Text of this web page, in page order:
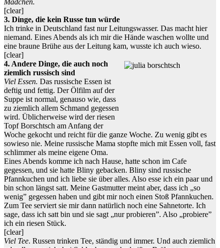
Mädchen.
[clear]
3. Dinge, die kein Russe tun würde
Ich trinke in Deutschland fast nur Leitungswasser. Das macht hier
niemand. Eines Abends als ich mir die Hände waschen wollte und
eine braune Brühe aus der Leitung kam, wusste ich auch wieso.
[clear]
4. Andere Dinge, die auch noch
ziemlich russisch sind
Viel Essen. Das russische Essen ist
deftig und fettig. Der Ölfilm auf der
Suppe ist normal, genauso wie, dass
zu ziemlich allem Schmand gegessen
wird. Üblicherweise wird der riesen
Topf Borschtsch am Anfang der
Woche gekocht und reicht für die ganze Woche. Zu wenig gibt es
sowieso nie. Meine russische Мama stopfte mich mit Essen voll, fast
schlimmer als meine eigene Oma.
Eines Abends komme ich nach Hause, hatte schon im Cafe
gegessen, und sie hatte Bliny gebacken. Bliny sind russische
Pfannkuchen und ich liebe sie über alles. Also esse ich ein paar und
bin schon längst satt. Meine Gastmutter meint aber, dass ich „so
wenig” gegessen haben und gibt mir noch einen Stoß Pfannkuchen.
Zum Tee serviert sie mir dann natürlich noch eine Sahnetorte. Ich
sage, dass ich satt bin und sie sagt „nur probieren”. Also „probiere”
ich ein riesen Stück.
[clear]
Viel Tee. Russen trinken Tee, ständig und immer. Und auch ziemlich